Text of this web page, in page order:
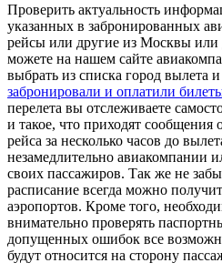
Проверить актуальность
указанных в забронированных
рейсы или другие из Москвы или
можете на нашем сайте
выбрать из списка город вылета
забронировали и оплатили
перелета вы отслеживаете
и такое, что приходят сообщения
рейса за несколько часов до
незамедлительно авиакомпании
своих пассажиров. Так же не
расписание всегда можно
аэропортов. Кроме того,
внимательно проверять
допущенных ошибок все
будут относится на сторону